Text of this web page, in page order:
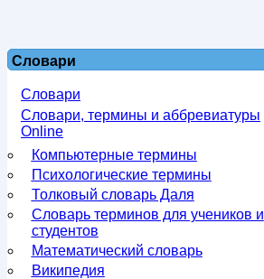
Словари
Словари
Словари, термины и аббревиатуры
Online
Компьютерные термины
Психологические термины
Толковый словарь Даля
Словарь терминов для учеников и
студентов
Математический словарь
Википедия